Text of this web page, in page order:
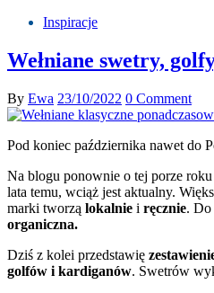
Inspiracje
Wełniane swetry,
By Ewa 23/10/2022 0 Comment
Pod koniec października nawet do
Na blogu ponownie o tej porze
lata temu, wciąż jest aktualny.
marki tworzą lokalnie i ręcznie. Do
organiczna.
Dziś z kolei przedstawię
golfów i kardiganów. Swetrów